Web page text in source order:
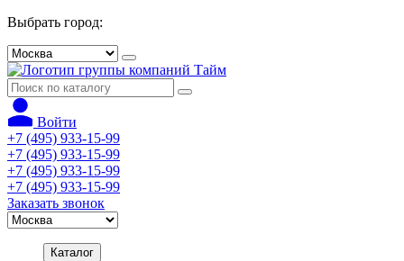
Выбрать город:
Войти
+7 (495) 933-15-99
+7 (495) 933-15-99
+7 (495) 933-15-99
+7 (495) 933-15-99
Заказать звонок
Каталог